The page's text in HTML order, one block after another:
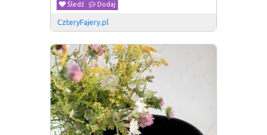
Śledź
Dodaj
CzteryFajery.pl